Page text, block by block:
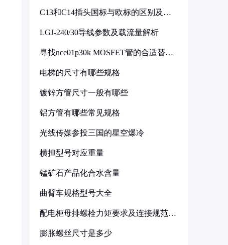
C13和C14插头国标与欧标的区别及其
LGJ-240/30导线参数及载流量解析
寻找nce01p30k MOSFET管的合适替代
电梯的尺寸有哪些规格
镀锌方管尺寸一般有哪些
铝方管有哪些常见规格
光线传媒参投三国的星空爆冷
横担型号对应重量
锰矿石产品化合水含量
曲臂车规格型号大全
配电柜母排螺栓力矩要求及连接规范详
膨胀螺丝尺寸是多少